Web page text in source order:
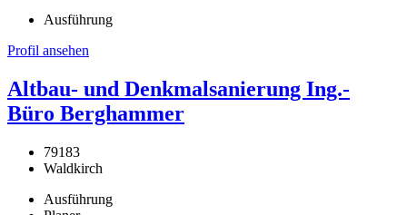
Ausführung
Profil ansehen
Altbau- und Denkmalsanierung Ing.-
Büro Berghammer
79183
Waldkirch
Ausführung